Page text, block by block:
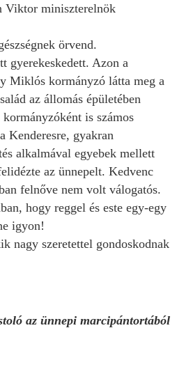
Viktor miniszterelnök
örvend.
gyerekeskedett. Azon a
Miklós kormányzó látta meg a
az állomás épületében
is számos
Kenderesre, gyakran
alkalmával egyebek mellett
az ünnepelt. Kedvenc
felnőve nem volt válogatós.
hogy reggel és este egy-egy
igyon!
nagy szeretettel gondoskodnak
az ünnepi marcipántortából